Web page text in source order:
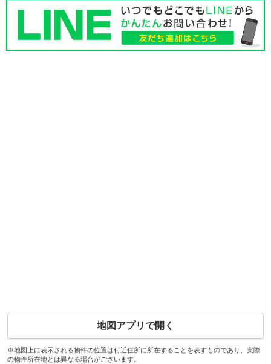
地図アプリで開く
※地図上に表示される物件の位置は付近住所に所在することを表すものであり、実際
の物件所在地とは異なる場合がございます。